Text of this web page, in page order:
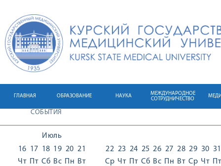
ГЛАВНАЯ ОБРАЗОВАНИЕ НАУКА
МЕЖДУНАРОДНОЕ
СОТРУДНИЧЕСТВО
СОБЫТИЯ
Июль
16
Чт
17
Пт
18
Сб
19
Вс
20
Пн
21
Вт
22
Ср
23
Чт
24
Пт
25
Сб
26
Вс
27
Пн
28
Вт
29
Ср
30
Чт
31
Пт